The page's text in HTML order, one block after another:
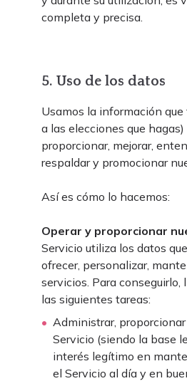
completa y precisa.
5. Uso de los datos
Usamos la información
a las elecciones que hagas)
proporcionar, mejorar,
respaldar y promocionar
Así es cómo lo hacemos:
Operar y proporcionar
Servicio utiliza los datos
ofrecer, personalizar,
servicios. Para conseguirlo,
las siguientes tareas:
Administrar,
Servicio (siendo la base
interés legítimo en
el Servicio al día y en